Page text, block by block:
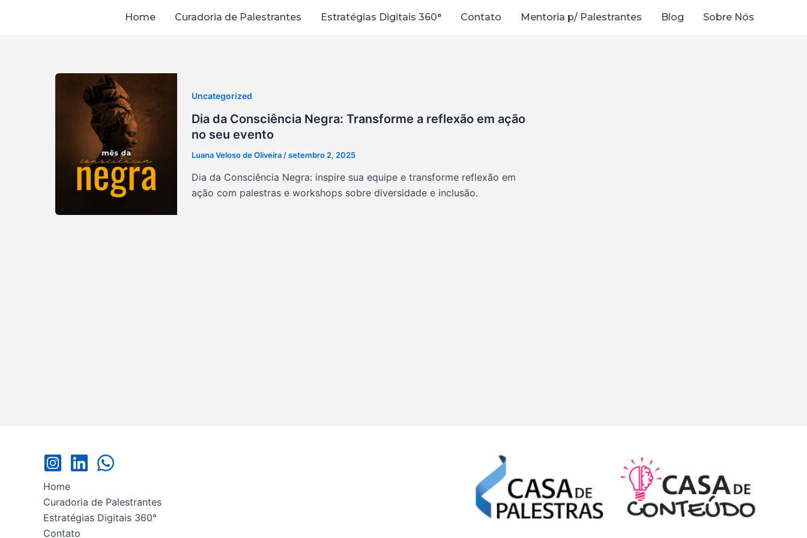
Home Curadoria de Palestrantes Estratégias Digitais 360° Contato Mentoria p/ Palestrantes Blog Sobre Nós
Uncategorized
Dia da Consciência Negra: Transforme a reflexão em ação
no seu evento
Luana Veloso de Oliveira /setembro 2, 2025
Dia da Consciência Negra: inspire sua equipe e transforme reflexão em
ação com palestras e workshops sobre diversidade e inclusão.
Home
Curadoria de Palestrantes
Estratégias Digitais 360°
Contato